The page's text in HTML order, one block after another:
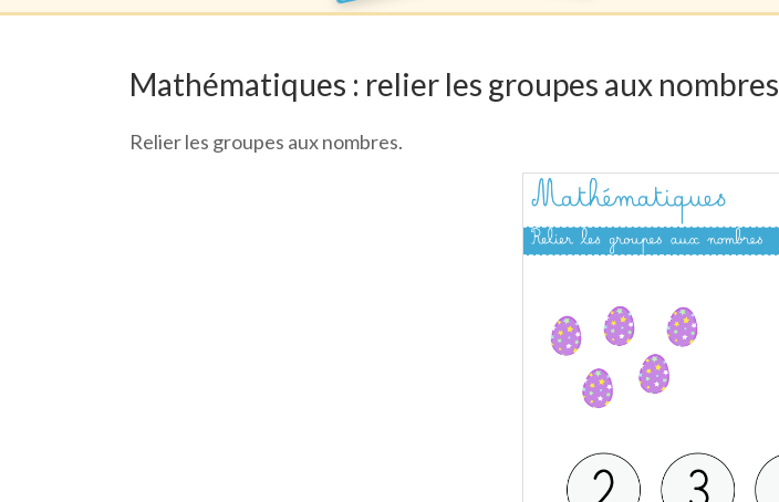
Mathématiques : relier les groupes aux nombres
Relier les groupes aux nombres.